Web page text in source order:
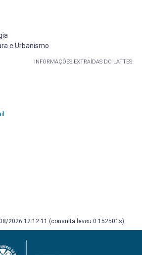
e Urbanismo
INFORMAÇÕES EXTRAÍDAS DO LATTES
2026 12:12:11 (consulta levou 0.152501s)